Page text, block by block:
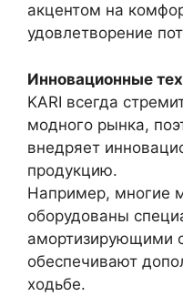
акцентом на
удовлетворение
Инновационные
KARI всегда
модного рынка,
внедряет
продукцию.
Например, многие
оборудованы
амортизирующими
обеспечивают
ходьбе.